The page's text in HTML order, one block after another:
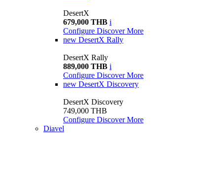
DesertX
679,000 THB i
Configure Discover More
new DesertX Rally
DesertX Rally
889,000 THB i
Configure Discover More
new DesertX Discovery
DesertX Discovery
749,000 THB
Configure Discover More
Diavel